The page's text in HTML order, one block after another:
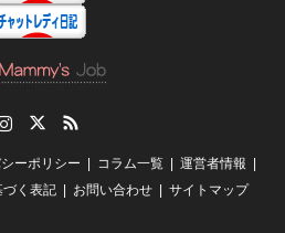
ーポリシー コラム一覧
運営者情報
く表記 お問い合わせ サイトマップ